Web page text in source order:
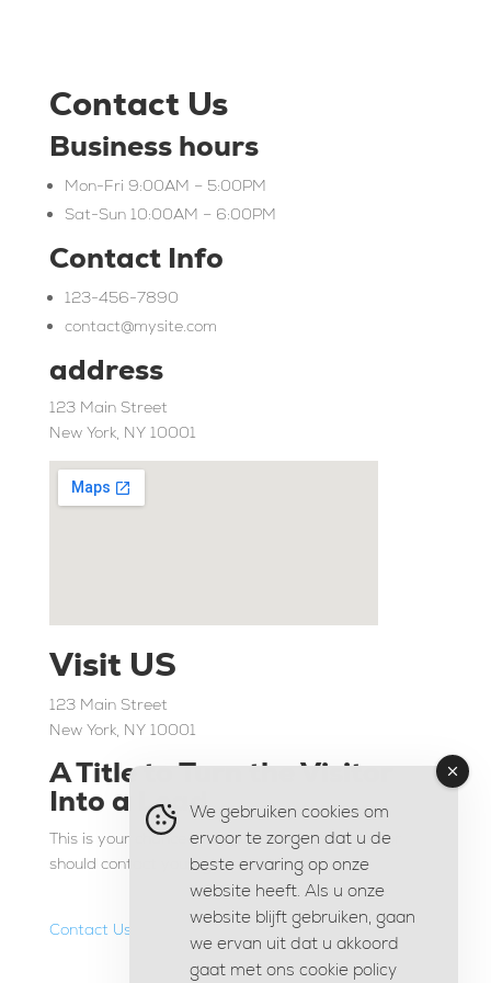
Contact Us
Business hours
Mon-Fri 9:00AM – 5:00PM
Sat-Sun 10:00AM – 6:00PM
Contact Info
123-456-7890
contact@mysite.com
address
123 Main Street
New York, NY 10001
Visit US
123 Main Street
New York, NY 10001
A Title to Turn the Visitor
Into a Lead
This is your chance to emphasize why the visitor
should contact you right now now.
Contact Us
We gebruiken cookies om
ervoor te zorgen dat u de
beste ervaring op onze
website heeft. Als u onze
website blijft gebruiken, gaan
we ervan uit dat u akkoord
gaat met ons cookie policy